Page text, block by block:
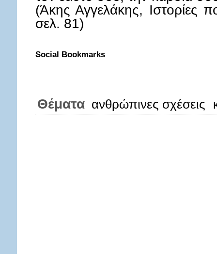
(Άκης Αγγελάκης, Ιστορίες
σελ. 81)
Social Bookmarks
Θέματα ανθρώπινες σχέσεις